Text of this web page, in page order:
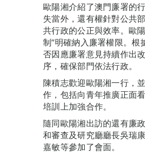
歐陽湘介紹了澳門廉署的
失當外，還有權針對公共
共行政的公正與效率。歐
制”明確納入廉署權限。
否因應廉署意見持續作出
序，確保部門依法行政。
陳積志歡迎歐陽湘一行，
作，包括向青年推廣正面
培訓上加強合作。
隨同歐陽湘出訪的還有廉
和審查及研究廳廳長吳瑞
嘉敏等參加了會面。